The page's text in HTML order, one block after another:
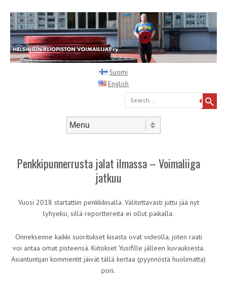
Suomi
English
Search
Penkkipunnerrusta jalat ilmassa – Voimaliiga
jatkuu
Vuosi 2018 startattiin penkkikisalla. Valitettavasti juttu jää nyt
lyhyeksi, sillä reporttereita ei ollut paikalla.
Onneksenne kaikki suoritukset kisasta ovat videolla, joten raati
voi antaa omat pisteensä. Kiitokset Yusifille jälleen kuvauksesta.
Asiantuntijan kommentit jäivät tällä kertaa (pyynnöstä huolimatta)
pois.